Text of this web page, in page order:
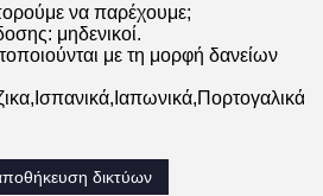
να παρέχουμε;
μηδενικοί.
με τη μορφή δανείων
δικτύων